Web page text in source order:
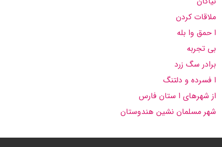
ملاقات كردن
ا حمق وا بله
بی تجربه
برادر سگ زرد
ا فسرده و دلتنگ
از شهرهای ا ستان فارس
شهر مسلمان نشین هندوستان